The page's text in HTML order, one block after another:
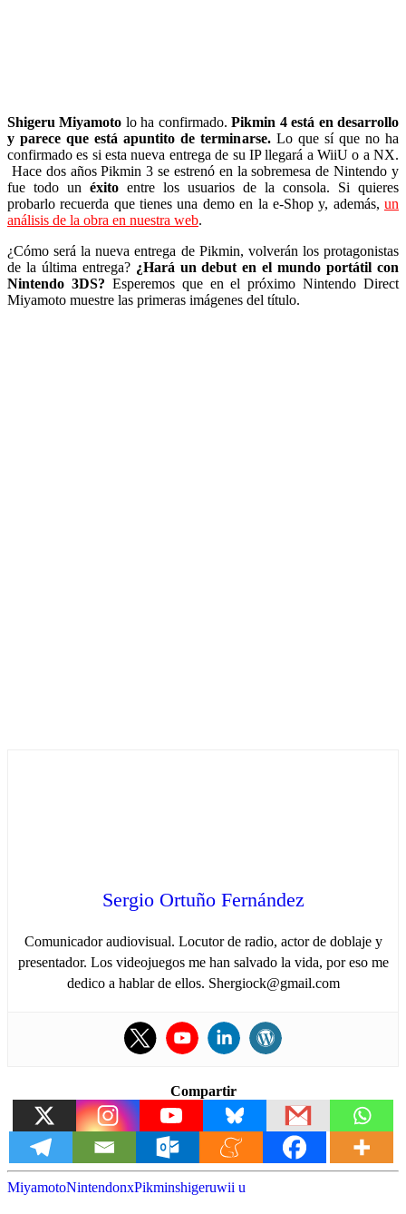
Shigeru Miyamoto lo ha confirmado.Pikmin 4 está en desarrollo
y parece que está apuntito de terminarse.Lo que sí que no ha
confirmado es si esta nueva entrega de su IP llegará a WiiU o a NX.
Hace dos años Pikmin 3 se estrenó en la sobremesa de Nintendo y
fue todo un éxito entre los usuarios de la consola. Si quieres
probarlo recuerda que tienes una demo en la e-Shop y, además, un
análisis de la obra en nuestra web.
¿Cómo será la nueva entrega de Pikmin, volverán los protagonistas
de la última entrega?¿Hará un debut en el mundo portátil con
Nintendo 3DS? Esperemos que en el próximo Nintendo Direct
Miyamoto muestre las primeras imágenes del título.
Sergio Ortuño Fernández
Comunicador audiovisual. Locutor de radio, actor de doblaje y
presentador. Los videojuegos me han salvado la vida, por eso me
dedico a hablar de ellos. Shergiock@gmail.com
Compartir
MiyamotoNintendonxPikminshigeruwii u